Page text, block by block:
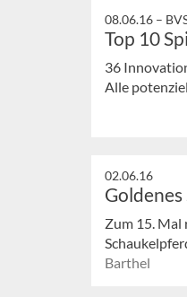
08.06.16 –
Top 10
36
Alle
02.06.16
Zum 15.
Barthel